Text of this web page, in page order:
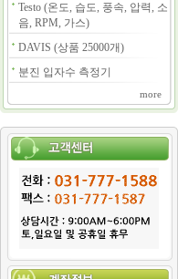
Testo (온도, 습도, 풍속, 압력, 소
음, RPM, 가스)
DAVIS (상품 25000개)
분진 입자수 측정기
more